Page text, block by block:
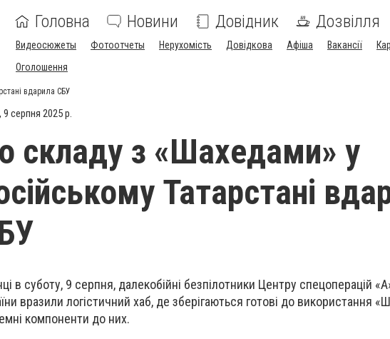
Головна Новини Довідник Дозвілля
Видеосюжеты Фотоотчеты Нерухомість Довідкова Афіша Вакансії
Оголошення
вдарила СБУ
9 серпня 2025 р.
складу з «Шахедами» у
Татарстані
в суботу, 9 серпня, далекобійні безпілотники Центру спецоперацій
вразили логістичний хаб, де зберігаються готові до використання
компоненти до них.